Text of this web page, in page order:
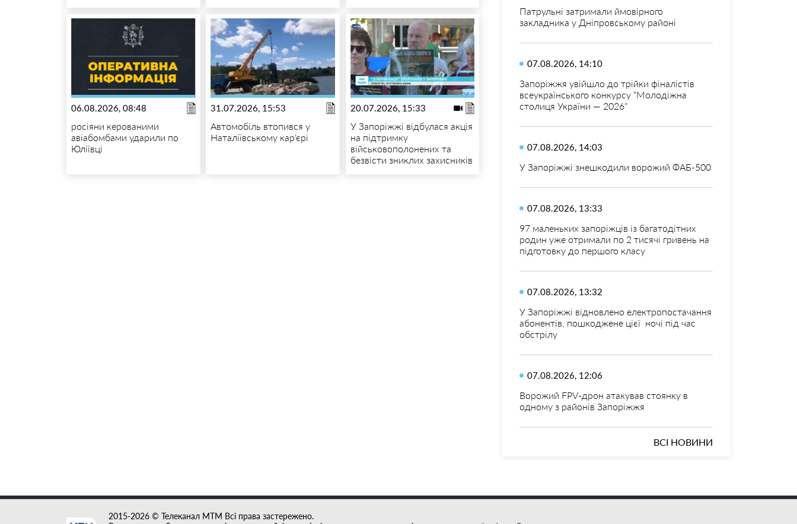
06.08.2026, 08:48
росіяни керованими
авіабомбами ударили по
Юліївці
31.07.2026, 15:53
Автомобіль втопився у
Наталіївському кар’єрі
20.07.2026, 15:33
У Запоріжжі відбулася акція
на підтримку
військовополонених та
безвісти зниклих захисників
Патрульні затримали ймовірного
закладника у Дніпровському районі
07.08.2026, 14:10
Запоріжжя увійшло до трійки фіналістів
всеукраїнського конкурсу “Молодіжна
столиця України — 2026”
07.08.2026, 14:03
У Запоріжжі знешкодили ворожий ФАБ-500
07.08.2026, 13:33
97 маленьких запоріжців із багатодітних
родин уже отримали по 2 тисячі гривень на
підготовку до першого класу
07.08.2026, 13:32
У Запоріжжі відновлено електропостачання
абонентів, пошкоджене цієї ночі під час
обстрілу
07.08.2026, 12:06
Ворожий FPV-дрон атакував стоянку в
одному з районів Запоріжжя
ВСІ НОВИНИ
2015-2026 © Телеканал MTM Всі права застережено.